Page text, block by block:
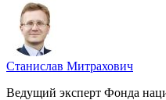
Станислав Митрахович
Ведущий эксперт Фонда